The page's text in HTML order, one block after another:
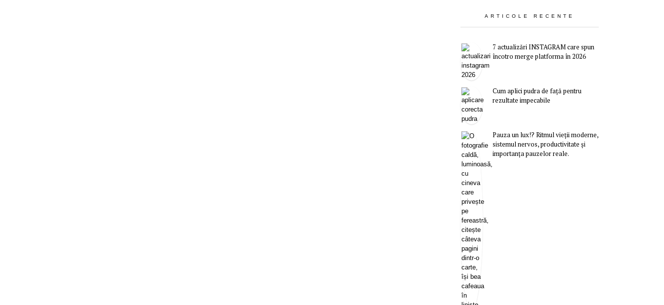
ARTICOLE RECENTE
7 actualizări INSTAGRAM care spun
încotro merge platforma în 2026
Cum aplici pudra de față pentru
rezultate impecabile
Pauza un lux!? Ritmul vieții moderne,
sistemul nervos, productivitate și
importanța pauzelor reale.